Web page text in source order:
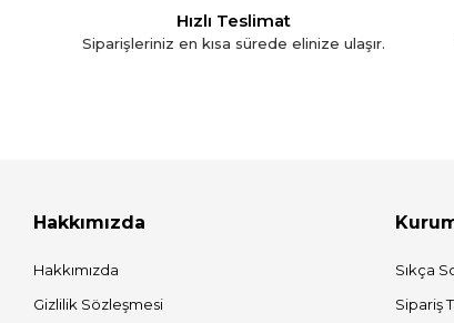
Hızlı Teslimat
Siparişleriniz en kısa sürede elinize ulaşır.
Hakkımızda
Hakkımızda
Gizlilik Sözleşmesi
Sıkça
Sipariş